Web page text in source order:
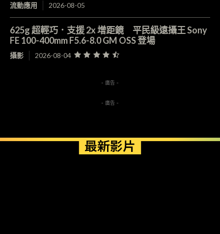
流動應用 2026-08-05
625g 超輕巧．支援 2x 增距鏡 平民級遠攝王 Sony
FE 100-400mm F5.6-8.0 GM OSS 登場
攝影 2026-08-04
- 廣告 -
- 廣告 -
最新影片